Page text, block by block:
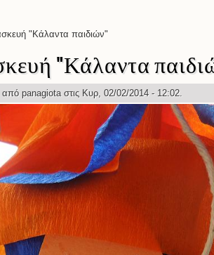
"Κάλαντα παιδιών"
"Κάλαντα
από panagiotaστις Κυρ, 02/02/2014 - 12:02.